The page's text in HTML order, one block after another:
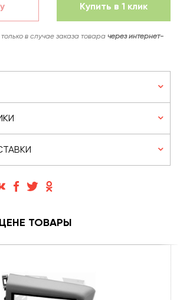
Купить в 1 клик
в случае заказа товара через интернет-
ТОВАРЫ